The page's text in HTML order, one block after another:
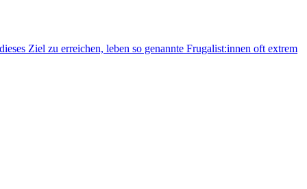
Ziel zu erreichen, leben so genannte Frugalist:innen oft extrem